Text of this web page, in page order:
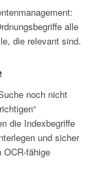
alle
die relevant sind.
noch nicht
die Indexbegriffe
und sicher
fähige